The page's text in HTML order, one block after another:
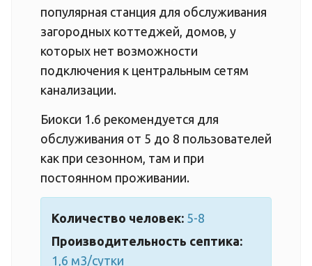
популярная станция для обслуживания
загородных коттеджей, домов, у
которых нет возможности
подключения к центральным сетям
канализации.
Биокси 1.6 рекомендуется для
обслуживания от 5 до 8 пользователей
как при сезонном, там и при
постоянном проживании.
Количество человек: 5-8
Производительность септика:
1,6 м3/сутки